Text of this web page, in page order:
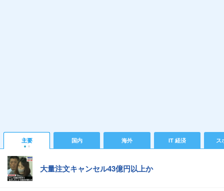
主要 国内 海外 IT 経済 ス
大量注文キャンセル43億円以上か